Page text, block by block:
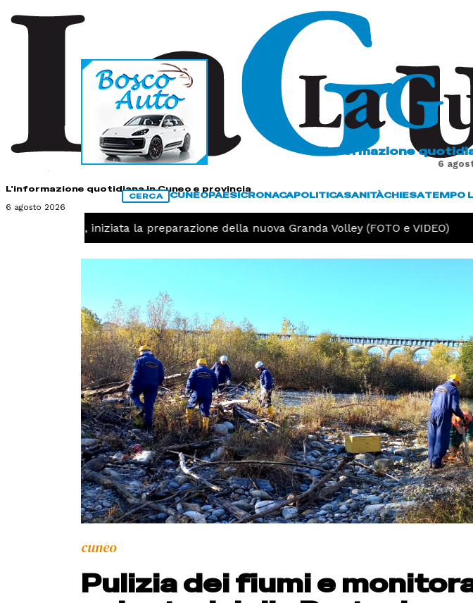
L'informazione quotidiana in Cuneo e provincia
6 agosto 2026
L'informazione
6
CERCA CUNEOPAESICRONACAPOLITICASANITÀCHIESATEMPO
Pallavolo, iniziata la preparazione della nuova Granda Volley (FOTO e VIDEO)
cuneo
Pulizia dei fiumi e